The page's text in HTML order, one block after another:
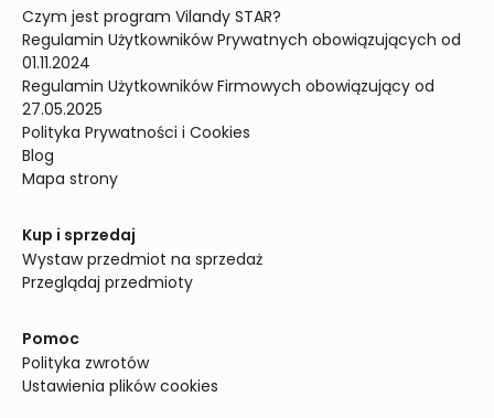
Czym jest program Vilandy STAR?
Regulamin Użytkowników Prywatnych obowiązujących od
01.11.2024
Regulamin Użytkowników Firmowych obowiązujący od
27.05.2025
Polityka Prywatności i Cookies
Blog
Mapa strony
Kup i sprzedaj
Wystaw przedmiot na sprzedaż
Przeglądaj przedmioty
Pomoc
Polityka zwrotów
Ustawienia plików cookies